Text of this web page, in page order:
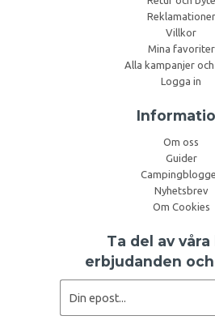
Reklamationer
Villkor
Mina favoriter
Alla kampanjer
Logga in
Om oss
Guider
Nyhetsbrev
Om Cookies
Ta del av våra
erbjudanden